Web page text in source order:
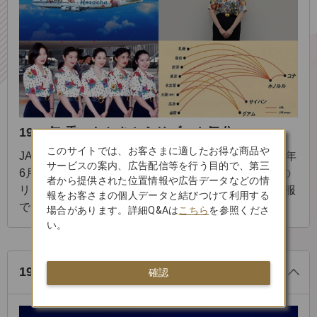
1994年 乗ったときからリゾート気分
JALグループのエンタテイメント路線として、1994年
6月新ブランド「リゾッチャ」誕生。ホノルルなどの
リゾート路線を対象に、客室乗務員はアロハ風の制服
でおもてなし、機内ではビンゴゲームも！
1996年導入の航空機と当時の出来事
る
このサイトでは、お客さまに適したお得な商品や
サービスの案内、広告配信等を行う目的で、第三
者から提供された位置情報や広告データなどの情
報をお客さまの個人データと結びつけて利用する
場合があります。詳細Q&Aはこちらを参照くださ
い。
確認